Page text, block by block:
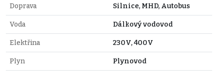
Doprava Silnice, MHD, Autobus
Voda Dálkový vodovod
Elektřina 230V, 400V
Plyn Plynovod